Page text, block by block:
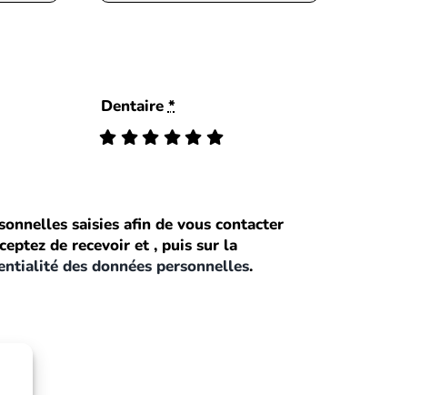
Dentaire*
saisies afin de vous contacter
de recevoir et , puis sur la
des données personnelles.